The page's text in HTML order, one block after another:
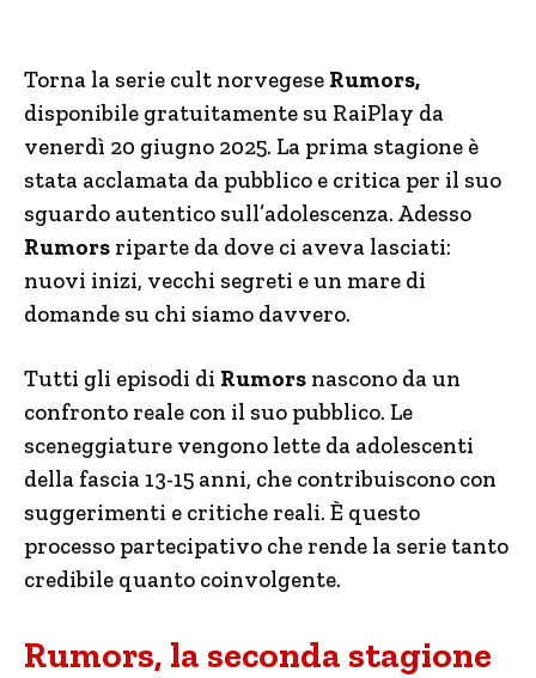
Torna la serie cult norvegese Rumors,
disponibile gratuitamente su RaiPlay da
venerdì 20 giugno 2025. La prima stagione è
stata acclamata da pubblico e critica per il suo
sguardo autentico sull’adolescenza. Adesso
Rumors riparte da dove ci aveva lasciati:
nuovi inizi, vecchi segreti e un mare di
domande su chi siamo davvero.
Tutti gli episodi di Rumors nascono da un
confronto reale con il suo pubblico. Le
sceneggiature vengono lette da adolescenti
della fascia 13-15 anni, che contribuiscono con
suggerimenti e critiche reali. È questo
processo partecipativo che rende la serie tanto
credibile quanto coinvolgente.
Rumors, la seconda stagione